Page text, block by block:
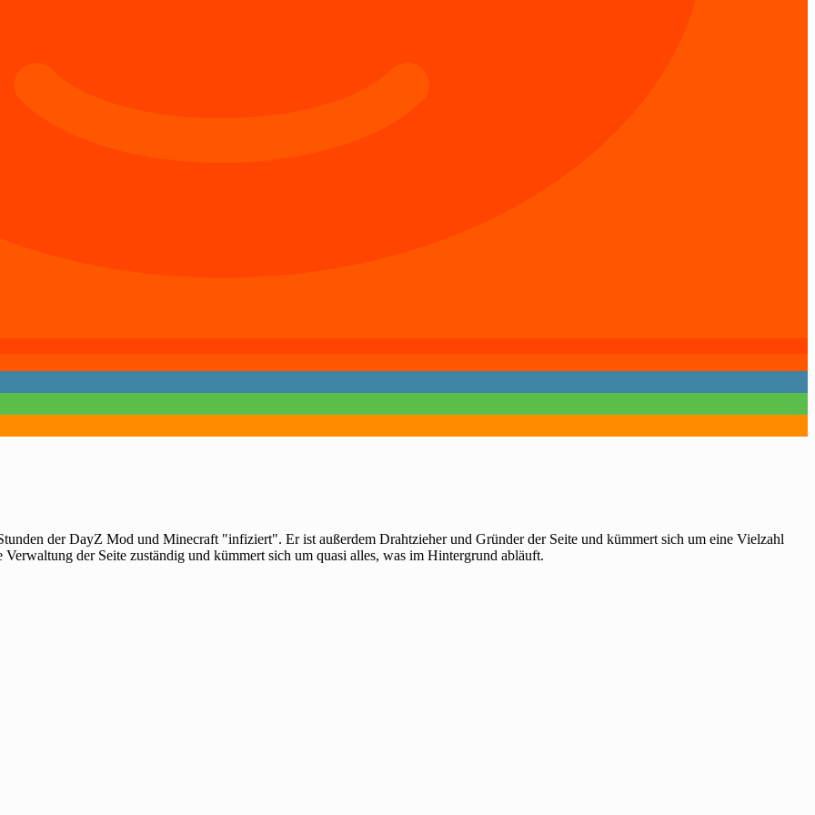
der DayZ Mod und Minecraft "infiziert". Er ist außerdem Drahtzieher und Gründer der Seite und kümmert sich um eine Vielzahl
der Seite zuständig und kümmert sich um quasi alles, was im Hintergrund abläuft.